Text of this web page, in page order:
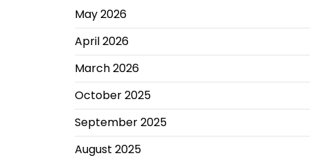
May 2026
April 2026
March 2026
October 2025
September 2025
August 2025